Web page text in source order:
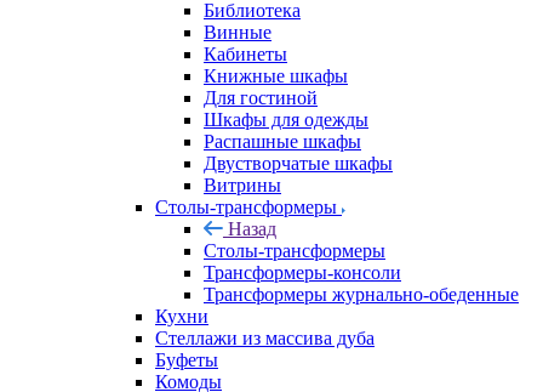
Библиотека
Винные
Кабинеты
Книжные шкафы
Для гостиной
Шкафы для одежды
Распашные шкафы
Двустворчатые шкафы
Витрины
Столы-трансформеры
Назад
Столы-трансформеры
Трансформеры-консоли
Трансформеры журнально-обеденные
Кухни
Стеллажи из массива дуба
Буфеты
Комоды